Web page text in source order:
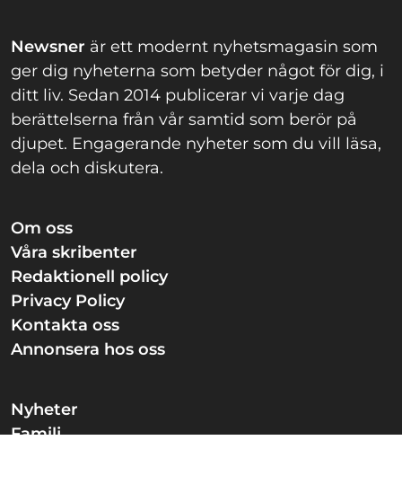
Newsner är ett modernt nyhetsmagasin som
ger dig nyheterna som betyder något för dig, i
ditt liv. Sedan 2014 publicerar vi varje dag
berättelserna från vår samtid som berör på
djupet. Engagerande nyheter som du vill läsa,
dela och diskutera.
Om oss
Våra skribenter
Redaktionell policy
Privacy Policy
Kontakta oss
Annonsera hos oss
Nyheter
Familj